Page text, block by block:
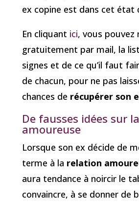
ex copine est dans cet état
En cliquant ici, vous pouvez
gratuitement par mail, la
signes et de ce qu’il faut
de chacun, pour ne pas
chances de récupérer son
De fausses idées sur
amoureuse
Lorsque son ex décide de
terme à la relation
aura tendance à noircir le
convaincre, à se donner de